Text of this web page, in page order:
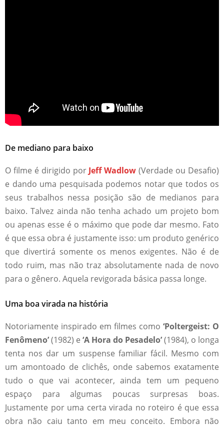
De mediano para baixo
O filme é dirigido por Jeff Wadlow (Verdade ou Desafio)
e dando uma pesquisada podemos notar que todos os
seus trabalhos nessa posição são de medianos para
baixo. Talvez ainda não tenha achado um projeto bom
ou apenas esse é o máximo que pode dar mesmo. Fato
é que essa obra é justamente isso: um produto genérico
que divertirá somente os menos exigentes. Não é de
todo ruim, mas não traz absolutamente nada de novo
para o gênero. Aquela revigorada básica passa longe.
Uma boa virada na história
Notoriamente inspirado em filmes como ‘Poltergeist: O
Fenômeno’(1982) e ‘A Hora do Pesadelo’(1984), o longa
tenta nos dar um suspense familiar fácil. Mesmo com
um amontoado de clichês, onde sabemos exatamente
tudo o que vai acontecer, ainda tem um pequeno
espaço para algumas poucas surpresas boas.
Justamente por uma certa virada no roteiro é que essa
obra não caiu tanto em meu conceito. Embora não